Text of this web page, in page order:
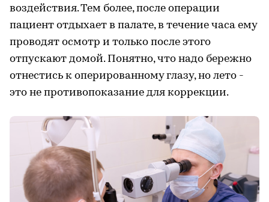
воздействия. Тем более, после операции
пациент отдыхает в палате, в течение часа ему
проводят осмотр и только после этого
отпускают домой. Понятно, что надо бережно
отнестись к оперированному глазу, но лето -
это не противопоказание для коррекции.